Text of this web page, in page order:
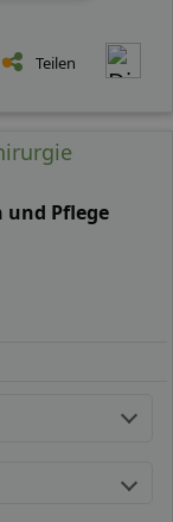
Teilen
und Pflege